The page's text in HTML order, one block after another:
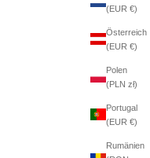
(EUR €)
Österreich
(EUR €)
Polen
(PLN zł)
Portugal
(EUR €)
Rumänien